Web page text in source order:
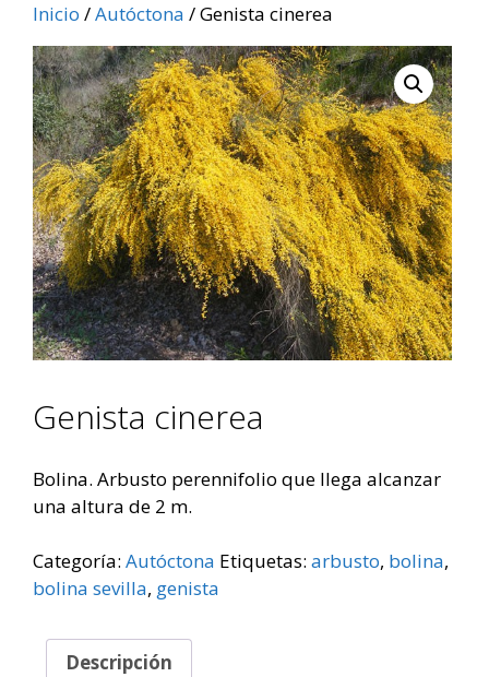
Inicio /Autóctona / Genista cinerea
Genista cinerea
Bolina. Arbusto perennifolio que llega alcanzar
una altura de 2 m.
Categoría: Autóctona Etiquetas: arbusto, bolina,
bolina sevilla, genista
Descripción